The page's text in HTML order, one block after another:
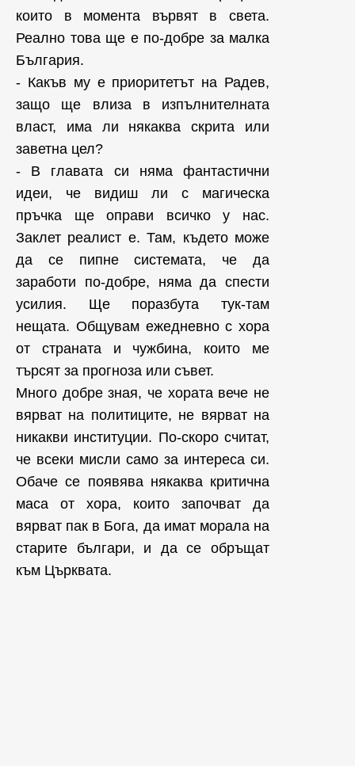
които в момента вървят в света.
Реално това ще е по-добре за малка
България.
- Какъв му е приоритетът на Радев,
защо ще влиза в изпълнителната
власт, има ли някаква скрита или
заветна цел?
- В главата си няма фантастични
идеи, че видиш ли с магическа
пръчка ще оправи всичко у нас.
Заклет реалист е. Там, където може
да се пипне системата, че да
заработи по-добре, няма да спести
усилия. Ще поразбута тук-там
нещата. Общувам ежедневно с хора
от страната и чужбина, които ме
търсят за прогноза или съвет.
Много добре зная, че хората вече не
вярват на политиците, не вярват на
никакви институции. По-скоро считат,
че всеки мисли само за интереса си.
Обаче се появява някаква критична
маса от хора, които започват да
вярват пак в Бога, да имат морала на
старите българи, и да се обръщат
към Църквата.